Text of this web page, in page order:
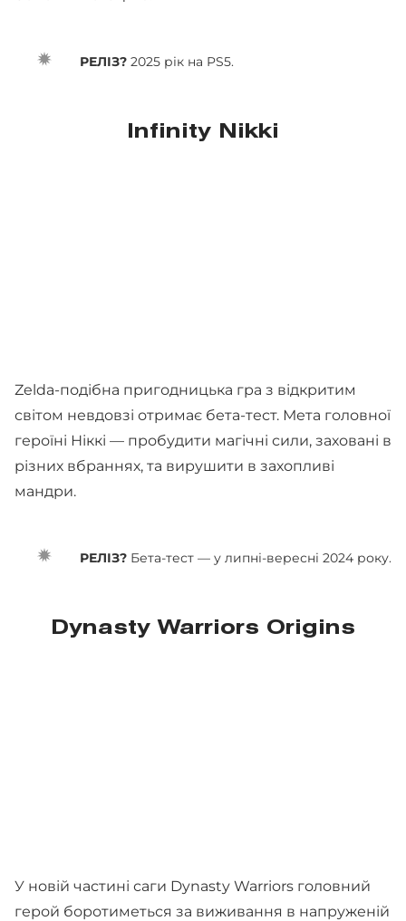
РЕЛІЗ? 2025 рік на PS5.
Infinity Nikki
Zelda-подібна пригодницька гра з відкритим
світом невдовзі отримає бета-тест. Мета головної
героїні Ніккі — пробудити магічні сили, заховані в
різних вбраннях, та вирушити в захопливі
мандри.
РЕЛІЗ? Бета-тест — у липні-вересні 2024 року.
Dynasty Warriors Origins
У новій частині саги Dynasty Warriors головний
герой боротиметься за виживання в напруженій